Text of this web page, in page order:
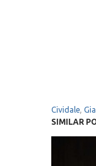
Cividale,
SIMILAR